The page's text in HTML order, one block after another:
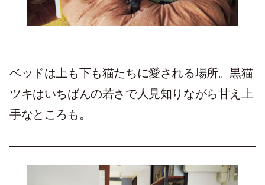
ベッドは上も下も猫たちに愛される場所。黒猫
ツキはいちばんの若さで人見知りながら甘え上
手なところも。